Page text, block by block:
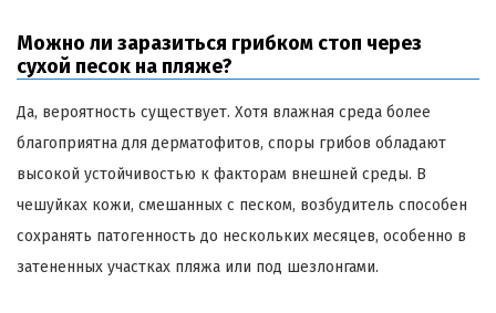
Можно ли заразиться грибком стоп через
сухой песок на пляже?
Да, вероятность существует. Хотя влажная среда более
благоприятна для дерматофитов, споры грибов обладают
высокой устойчивостью к факторам внешней среды. В
чешуйках кожи, смешанных с песком, возбудитель способен
сохранять патогенность до нескольких месяцев, особенно в
затененных участках пляжа или под шезлонгами.